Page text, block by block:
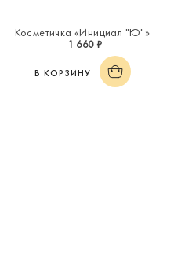
Косметичка «Инициал "Ю"»
1 660 ₽
В КОРЗИНУ